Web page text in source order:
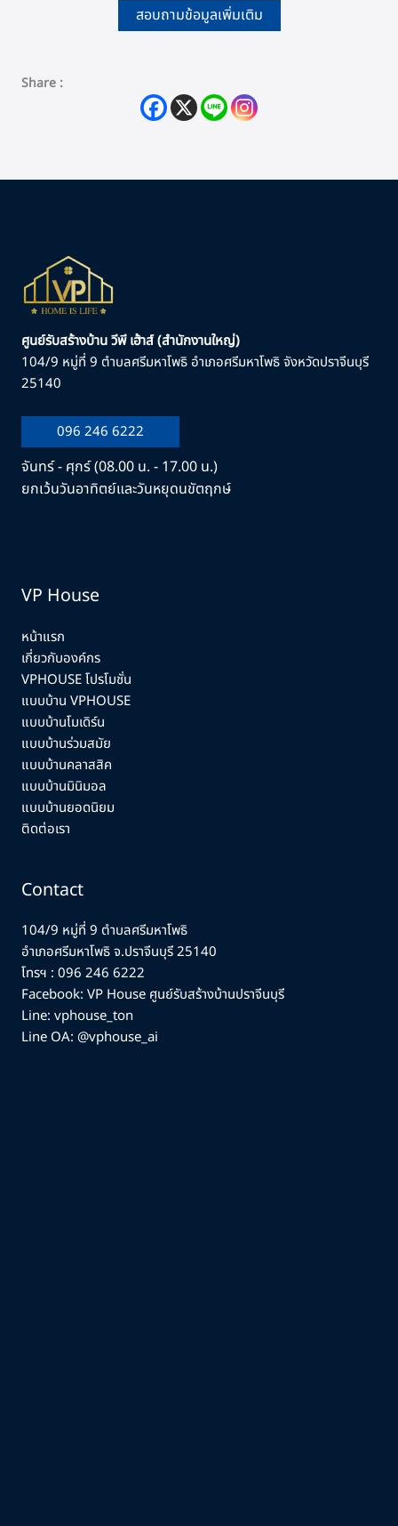
สอบถามข้อมูลเพิ่มเติม
Share :
ศูนย์รับสร้างบ้าน วีพี เฮ้าส์ (สำนักงานใหญ่)
104/9 หมู่ที่ 9 ตำบลศรีมหาโพธิ อำเภอศรีมหาโพธิ จังหวัดปราจีนบุรี
25140
096 246 6222
จันทร์ - ศุกร์ (08.00 น. - 17.00 น.)
ยกเว้นวันอาทิตย์และวันหยุดนขัตฤกษ์
VP House
หน้าแรก
เกี่ยวกับองค์กร
VPHOUSE โปรโมชั่น
แบบบ้าน VPHOUSE
แบบบ้านโมเดิร์น
แบบบ้านร่วมสมัย
แบบบ้านคลาสสิค
แบบบ้านมินิมอล
แบบบ้านยอดนิยม
ติดต่อเรา
Contact
104/9 หมู่ที่ 9 ตำบลศรีมหาโพธิ
อำเภอศรีมหาโพธิ จ.ปราจีนบุรี 25140
โทรฯ : 096 246 6222
Facebook: VP House ศูนย์รับสร้างบ้านปราจีนบุรี
Line: vphouse_ton
Line OA: @vphouse_ai